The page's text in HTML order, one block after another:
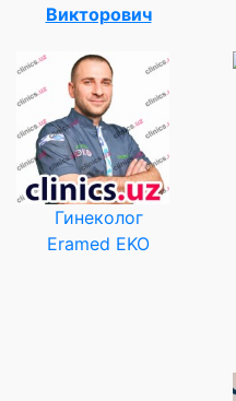
Викторович
Гинеколог
Eramed EKO